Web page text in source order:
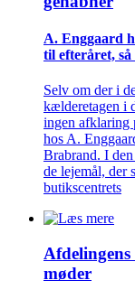
A. Enggaard
til efteråret,
Selv om der i
kælderetagen i
ingen afklaring
hos A.
Brabrand. I
de lejemål, der
butikscentrets
møder